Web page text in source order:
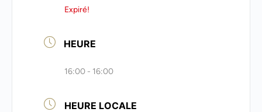
Expiré!
HEURE
16:00 - 16:00
HEURE LOCALE